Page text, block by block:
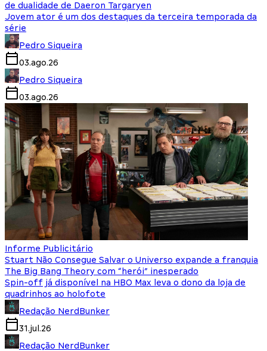
de dualidade de Daeron Targaryen
Jovem ator é um dos destaques da terceira temporada da
série
Pedro Siqueira
03.ago.26
Pedro Siqueira
03.ago.26
Informe Publicitário
Stuart Não Consegue Salvar o Universo expande a franquia
The Big Bang Theory com “herói” inesperado
Spin-off já disponível na HBO Max leva o dono da loja de
quadrinhos ao holofote
Redação NerdBunker
31.jul.26
Redação NerdBunker